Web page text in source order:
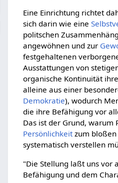
Eine Einrichtung richtet
sich darin wie eine
politschen
angewöhnen und zur
festgehaltenen
Ausstattungen von
organische Kontinuität
alleine aus einer
Demokratie), wodurch
die ihre Befähigung vor
Das ist der Grund,
Persönlichkeitzum bloßen
systematisch verstellen
"Die Stellung laßt uns vor
Befähigung und dem